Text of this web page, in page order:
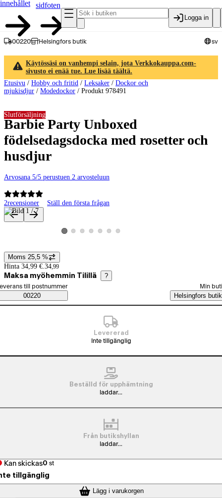
innehållet
sidfoten
Logga in
00220 Helsingfors butik sv
Käytössäsi on vanhempi selain, jota Verkkokauppa.com-
sivusto ei enää tue. Lue lisää täältä.
Etusivu / Hobby och fritid / Leksaker / Dockor och
mjukisdjur / Modedockor / Produkt 978491
Barbie Party Unboxed
födelsedagsdocka med rosetter och
husdjur
Arvosana 5/5 perustuen 2 arvosteluun
2recensioner Ställ den första frågan
Slutförsäljning
Produktbilder och videor
Visa produktbild 1
Visa produktbild 2
Visa produktbild 3
Visa produktbild 4
Visa produktbild 5
Visa produktbild 6
Visa produktbild 7
Prisinformation
Moms 25,5 %
Hinta 34,99 €. 34,99
Maksa myöhemmin Tilillä ?
Saatavuustiedot
beställningssätt
till postnummer
00220
Min
Helsingfors butik
Levererad
Inte tillgänglig
Beställd för upphämtning
laddar...
Från butikshyllan
laddar...
Kan skickas0 st
tillgänglig
Lägg i varukorgen